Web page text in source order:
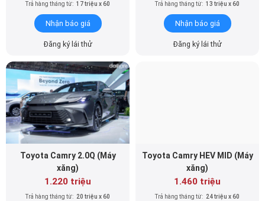
Trả hàng tháng từ: 17 triệu x 60
Nhận báo giá
Đăng ký lái thử
Trả hàng tháng từ: 13 triệu x 60
Nhận báo giá
Đăng ký lái thử
Toyota Camry 2.0Q (Máy
xăng)
1.220 triệu
Trả hàng tháng từ: 20 triệu x 60
Toyota Camry HEV MID (Máy
xăng)
1.460 triệu
Trả hàng tháng từ: 24 triệu x 60